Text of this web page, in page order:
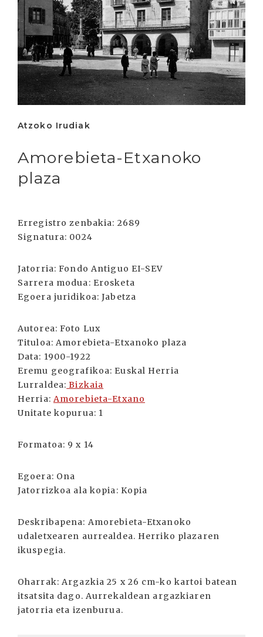
Atzoko Irudiak
Amorebieta-Etxanoko
plaza
Erregistro zenbakia: 2689
Signatura: 0024
Jatorria: Fondo Antiguo EI-SEV
Sarrera modua: Erosketa
Egoera juridikoa: Jabetza
Autorea: Foto Lux
Tituloa: Amorebieta-Etxanoko plaza
Data: 1900-1922
Eremu geografikoa: Euskal Herria
Lurraldea: Bizkaia
Herria: Amorebieta-Etxano
Unitate kopurua: 1
Formatoa: 9 x 14
Egoera: Ona
Jatorrizkoa ala kopia: Kopia
Deskribapena: Amorebieta-Etxanoko
udaletxearen aurrealdea. Herriko plazaren
ikuspegia.
Oharrak: Argazkia 25 x 26 cm-ko kartoi batean
itsatsita dago. Aurrekaldean argazkiaren
jatorria eta izenburua.